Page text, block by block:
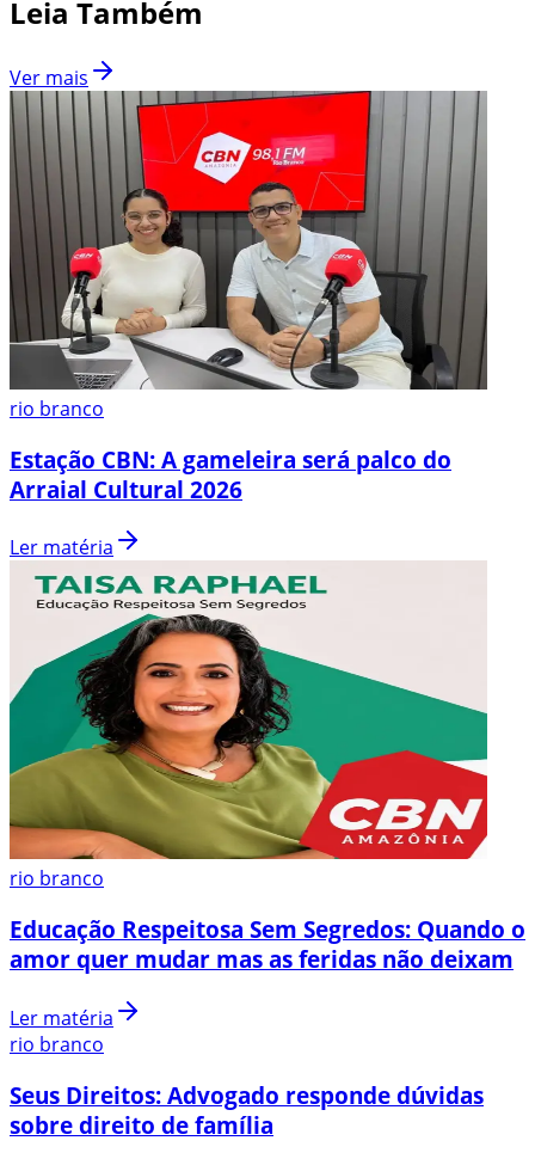
Leia Também
Ver mais
rio branco
Estação CBN: A gameleira será palco do
Arraial Cultural 2026
Ler matéria
rio branco
Educação Respeitosa Sem Segredos: Quando o
amor quer mudar mas as feridas não deixam
Ler matéria
rio branco
Seus Direitos: Advogado responde dúvidas
sobre direito de família